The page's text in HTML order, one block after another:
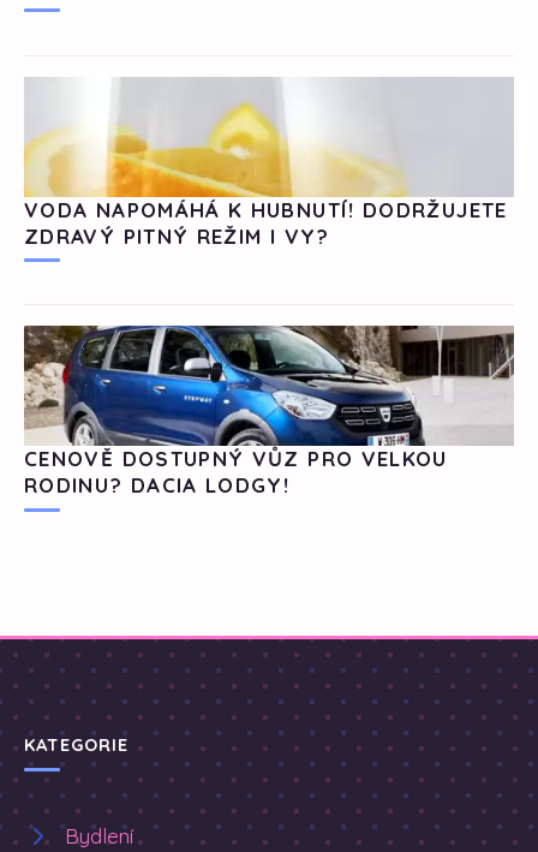
VODA NAPOMÁHÁ K HUBNUTÍ! DODRŽUJETE
ZDRAVÝ PITNÝ REŽIM I VY?
CENOVĚ DOSTUPNÝ VŮZ PRO VELKOU
RODINU? DACIA LODGY!
KATEGORIE
Bydlení